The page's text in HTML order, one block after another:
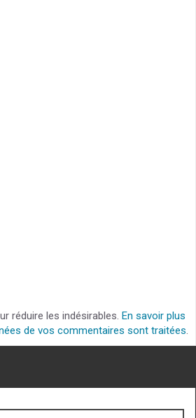
réduire les indésirables. En savoir plus
de vos commentaires sont traitées.